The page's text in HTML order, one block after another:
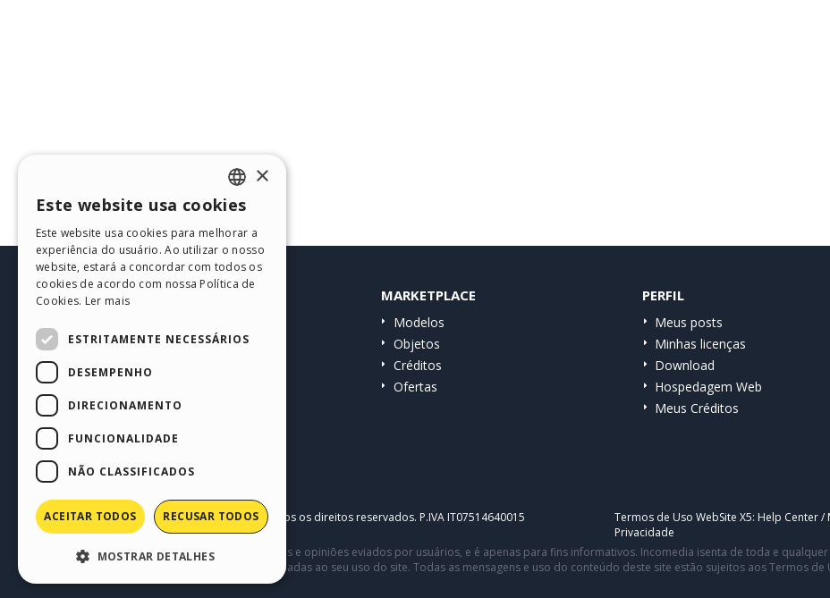
HELP CENTER
Comunidade
Websites de usuários
MARKETPLACE
Modelos
Objetos
Créditos
Ofertas
PERFIL
Meus posts
Minhas licenças
Download
Hospedagem Web
Meus Créditos
Copyright © 2026Incomedia s.r.l. Todos os direitos reservados. P.IVA IT07514640015 Termos de Uso WebSite X5: Help Center /
Privacidade
Este site contém conteúdo comentários e opiniões eviados por usuários, e é apenas para fins informativos. Incomedia isenta de toda e
terceiros em conexão com ou relacionadas ao seu uso do site. Todas as mensagens e uso do conteúdo deste site estão sujeitos aos Termos de
ENGLISH
ITALIAN
GERMAN
PORTUGUESE
×
Este website usa cookies
Este website usa cookies para melhorar a
experiência do usuário. Ao utilizar o nosso
website, estará a concordar com todos os
cookies de acordo com nossa Política de
Cookies. Ler mais
ESTRITAMENTE NECESSÁRIOS
DESEMPENHO
DIRECIONAMENTO
FUNCIONALIDADE
NÃO CLASSIFICADOS
ACEITAR TODOS RECUSAR TODOS
MOSTRAR DETALHES